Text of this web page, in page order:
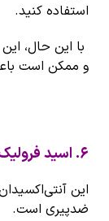
استفاده کنید.
با این حال،
و ممکن است
۶. اسید
این
ضدپیری است.